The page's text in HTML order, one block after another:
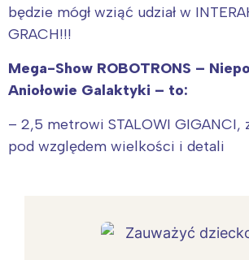
będzie mógł wziąć udział w
GRACH!!!
Mega-Show ROBOTRONS –
Aniołowie Galaktyki – to:
– 2,5 metrowi STALOWI GIGANCI,
pod względem wielkości i detali